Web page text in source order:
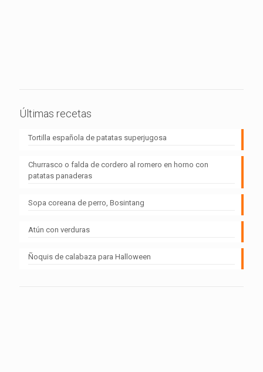
Últimas recetas
Tortilla española de patatas superjugosa
Churrasco o falda de cordero al romero en horno con
patatas panaderas
Sopa coreana de perro, Bosintang
Atún con verduras
Ñoquis de calabaza para Halloween